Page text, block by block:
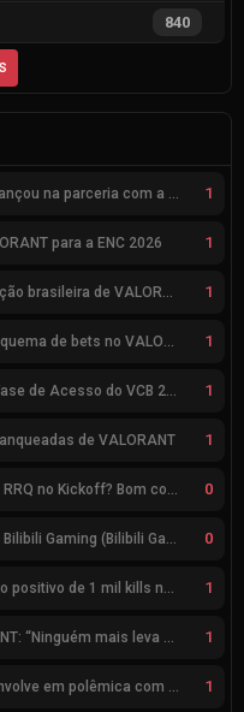
840
1
para a ENC 2026 1
1
1
1
de VALORANT 1
0
0
1
1
1